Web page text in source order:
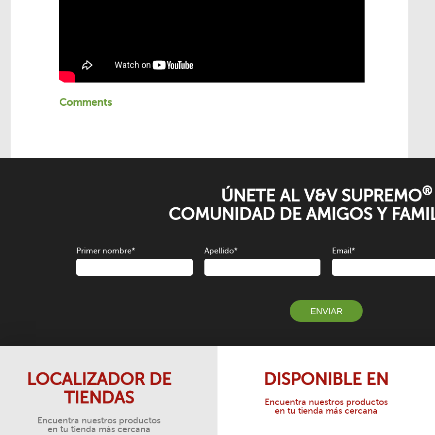
Comments
ÚNETE AL V&V SUPREMO®
COMUNIDAD DE AMIGOS Y
Primer nombre* Apellido* Email*
LOCALIZADOR DE
TIENDAS
Encuentra nuestros productos
en tu tienda más cercana
DISPONIBLE EN
Encuentra nuestros productos
en tu tienda más cercana